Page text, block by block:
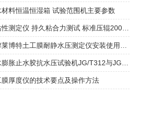
材料恒温恒湿箱 试验范围机主要参数
持粘性测定仪 持久粘合力测试 标准压辊2000g±50g
膜厚度仪的技术要点及操作方法